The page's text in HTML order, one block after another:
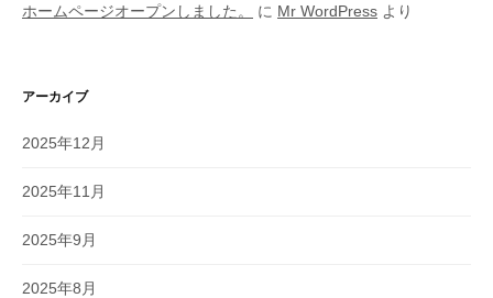
ホームページオープンしました。 に Mr WordPress より
アーカイブ
2025年12月
2025年11月
2025年9月
2025年8月